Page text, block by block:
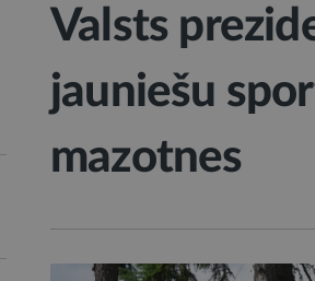
Valsts
jauniešu
mazotnes